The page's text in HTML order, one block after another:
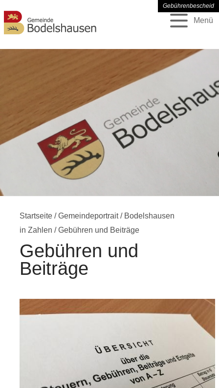
Menü
Gebührenbescheid
Startseite /Gemeindeportrait/ Bodelshausen
in Zahlen /Gebühren und Beiträge
Gebühren und
Beiträge